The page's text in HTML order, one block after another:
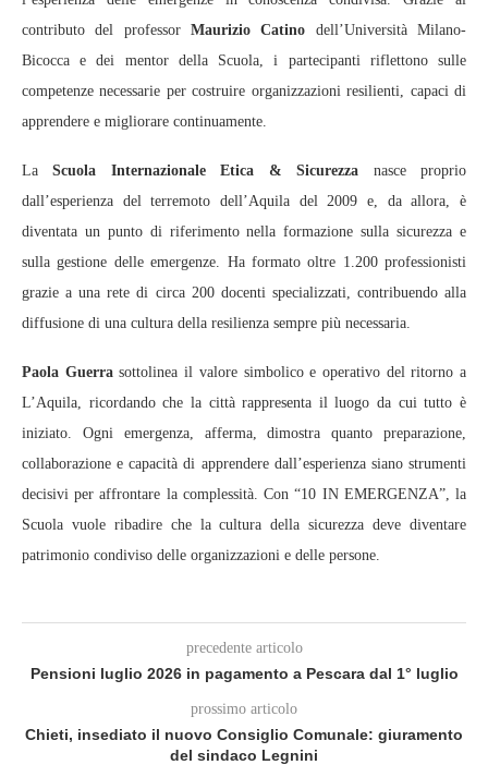
contributo del professor Maurizio Catino dell’Università Milano-
Bicocca e dei mentor della Scuola, i partecipanti riflettono sulle
competenze necessarie per costruire organizzazioni resilienti, capaci di
apprendere e migliorare continuamente.
LaScuola Internazionale Etica & Sicurezza nasce proprio
dall’esperienza del terremoto dell’Aquila del 2009 e, da allora, è
diventata un punto di riferimento nella formazione sulla sicurezza e
sulla gestione delle emergenze. Ha formato oltre 1.200 professionisti
grazie a una rete di circa 200 docenti specializzati, contribuendo alla
diffusione di una cultura della resilienza sempre più necessaria.
Paola Guerrasottolinea il valore simbolico e operativo del ritorno a
L’Aquila, ricordando che la città rappresenta il luogo da cui tutto è
iniziato. Ogni emergenza, afferma, dimostra quanto preparazione,
collaborazione e capacità di apprendere dall’esperienza siano strumenti
decisivi per affrontare la complessità. Con “10 IN EMERGENZA”, la
Scuola vuole ribadire che la cultura della sicurezza deve diventare
patrimonio condiviso delle organizzazioni e delle persone.
precedente articolo
Pensioni luglio 2026 in pagamento a Pescara dal 1° luglio
prossimo articolo
Chieti, insediato il nuovo Consiglio Comunale: giuramento
del sindaco Legnini